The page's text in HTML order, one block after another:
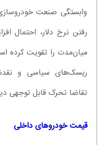
وابستگی صنعت
رفتن نرخ دلار، احتمال
میان‌مدت را تقویت کرده
ریسک‌های سیاسی و
تقاضا تحرک قابل توجهی
قیمت خودروهای داخلی